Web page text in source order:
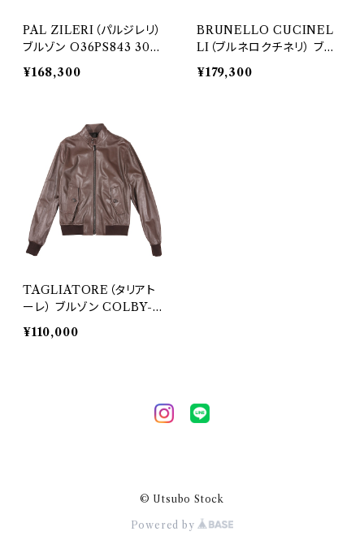
PAL ZILERI（パルジレリ）
ブルゾン O36PS843 3001
2
¥168,300
BRUNELLO CUCINEL
LI（ブルネロクチネリ） ブル
ゾン MB4179082T 33299
¥179,300
TAGLIATORE（タリアト
ーレ） ブルゾン COLBY-T
29881
¥110,000
© Utsubo Stock
Powered by